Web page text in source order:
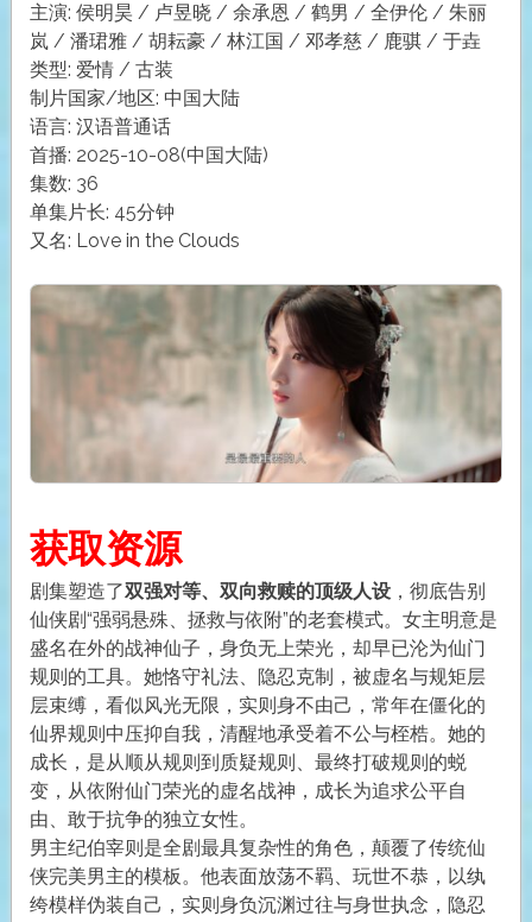
主演: 侯明昊 / 卢昱晓 / 余承恩 / 鹤男 / 全伊伦 / 朱丽
岚 / 潘珺雅 / 胡耘豪 / 林江国 / 邓孝慈 / 鹿骐 / 于垚
类型: 爱情 / 古装
制片国家/地区: 中国大陆
语言: 汉语普通话
首播: 2025-10-08(中国大陆)
集数: 36
单集片长: 45分钟
又名: Love in the Clouds
获取资源
剧集塑造了双强对等、双向救赎的顶级人设，彻底告别
仙侠剧“强弱悬殊、拯救与依附”的老套模式。女主明意是
盛名在外的战神仙子，身负无上荣光，却早已沦为仙门
规则的工具。她恪守礼法、隐忍克制，被虚名与规矩层
层束缚，看似风光无限，实则身不由己，常年在僵化的
仙界规则中压抑自我，清醒地承受着不公与桎梏。她的
成长，是从顺从规则到质疑规则、最终打破规则的蜕
变，从依附仙门荣光的虚名战神，成长为追求公平自
由、敢于抗争的独立女性。
男主纪伯宰则是全剧最具复杂性的角色，颠覆了传统仙
侠完美男主的模板。他表面放荡不羁、玩世不恭，以纨
绔模样伪装自己，实则身负沉渊过往与身世执念，隐忍